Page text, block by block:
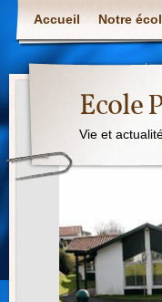
Accueil Notre
Ecole
Vie et